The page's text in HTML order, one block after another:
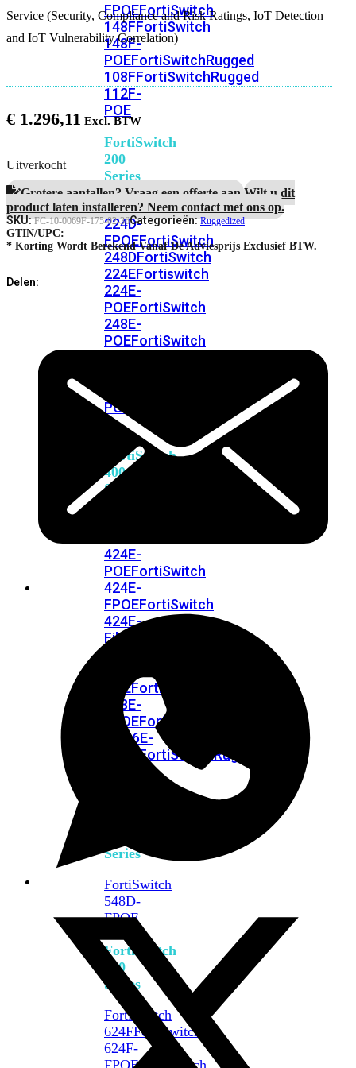
FPOEFortiSwitch
148FFortiSwitch
148F-
POEFortiSwitchRugged
108FFortiSwitchRugged
112F-
POE
FortiSwitch
200
Series
FortiSwitch
224D-
FPOEFortiSwitch
248DFortiSwitch
224EFortiswitch
224E-
POEFortiSwitch
248E-
POEFortiSwitch
POE
FortiSwitch
400
Series
424E-
POEFortiSwitch
424E-
FPOEFortiSwitch
424E-
Fiber
POEFortiSwitch
448E-
FPOEFortiSwitch
M426E-
FortiSwitchRugged
Series
FortiSwitch
548D-
FPOE
FortiSwitch
600
Series
FortiSwitch
624FFortiSwitch
624F-
FPOEFortiSwitch
Service (Security, Compliance and Risk Ratings, IoT Detection
and IoT Vulnerability Correlation)
€ 1.296,11
Uitverkocht
Grotere aantallen? Vraag een offerte aan.Wilt u dit
product laten installeren? Neem contact met ons op.
SKU:FC-10-0069F-175-02-36Categorieën:Ruggedized
GTIN/UPC:
* Korting Wordt Berekend Vanaf De Adviesprijs Exclusief BTW.
Delen: